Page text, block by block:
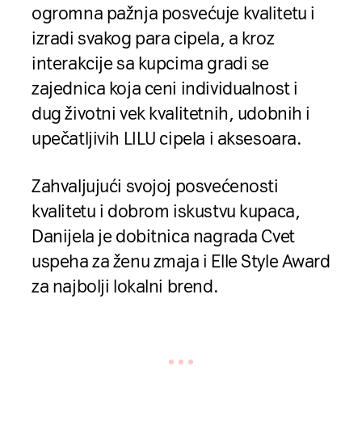
ogromna pažnja posvećuje kvalitetu i
izradi svakog para cipela, a kroz
interakcije sa kupcima gradi se
zajednica koja ceni individualnost i
dug životni vek kvalitetnih, udobnih i
upečatljivih LILU cipela i aksesoara.
Zahvaljujući svojoj posvećenosti
kvalitetu i dobrom iskustvu kupaca,
Danijela je dobitnica nagrada Cvet
uspeha za ženu zmaja i Elle Style Award
za najbolji lokalni brend.